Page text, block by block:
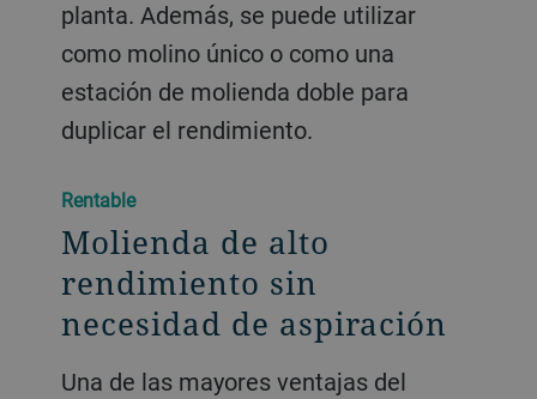
planta. Además, se puede utilizar
como molino único o como una
estación de molienda doble para
duplicar el rendimiento.
Rentable
Molienda de alto
rendimiento sin
necesidad de aspiración
Una de las mayores ventajas del